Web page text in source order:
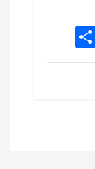
S
h